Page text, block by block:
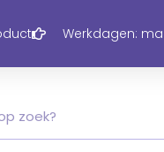
Werkdagen: